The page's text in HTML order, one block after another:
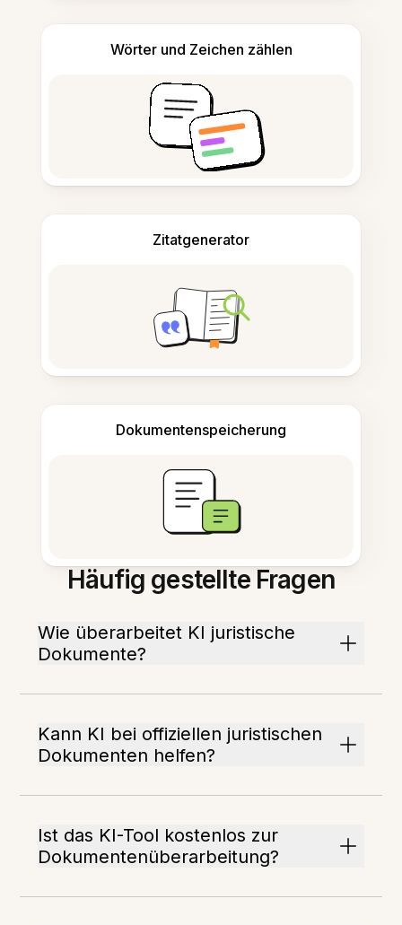
Wörter und Zeichen zählen
Zitatgenerator
Dokumentenspeicherung
Häufig gestellte Fragen
Wie überarbeitet KI juristische
Dokumente?
Kann KI bei offiziellen juristischen
Dokumenten helfen?
Ist das KI-Tool kostenlos zur
Dokumentenüberarbeitung?